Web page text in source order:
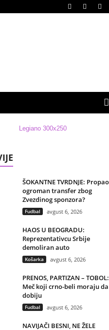
ŠOKANTNE TVRDNJE: Propao
ogroman transfer zbog
Zvezdinog sponzora?
Fudbal avgust 6, 2026
HAOS U BEOGRADU:
Reprezentativcu Srbije
demoliran auto
Košarka avgust 6, 2026
PRENOS, PARTIZAN – TOBOL:
Meč koji crno-beli moraju da
dobiju
Fudbal avgust 6, 2026
NAVIJAČI BESNI, NE ŽELE